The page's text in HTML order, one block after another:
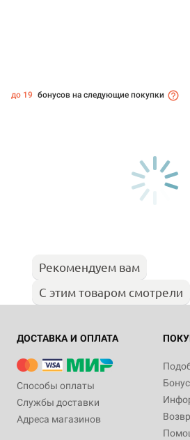
до 19 бонусов на следующие покупки
Рекомендуем вам
С этим товаром смотрели
ДОСТАВКА И ОПЛАТА
Способы оплаты
Службы доставки
Адреса магазинов